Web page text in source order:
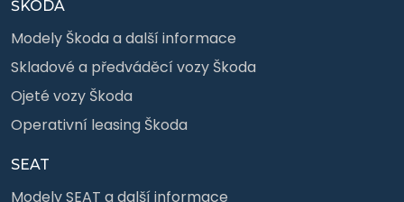
ŠKODA
Modely Škoda a další informace
Skladové a předváděcí vozy Škoda
Ojeté vozy Škoda
Operativní leasing Škoda
SEAT
Modely SEAT a další informace